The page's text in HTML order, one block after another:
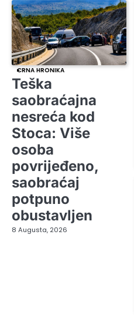
CRNA HRONIKA
Teška
saobraćajna
nesreća kod
Stoca: Više
osoba
povrijeđeno,
saobraćaj
potpuno
obustavljen
8 Augusta, 2026